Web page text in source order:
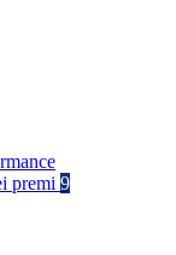
premi 9